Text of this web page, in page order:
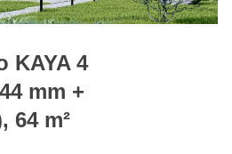
KAYA 4
mm +
64 m²